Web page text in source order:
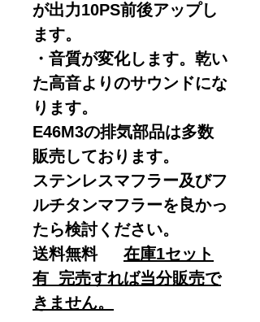
が出力10PS前後アップし
ます。
・音質が変化します。乾い
た高音よりのサウンドにな
ります。
E46M3の排気部品は多数
販売しております。
ステンレスマフラー及びフ
ルチタンマフラーを良かっ
たら検討ください。
送料無料 在庫1セット
有 完売すれば当分販売で
きません。